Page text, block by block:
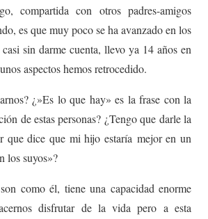
compartida con otros padres-amigos
es que muy poco se ha avanzado en los
sin darme cuenta, llevo ya 14 años en
aspectos hemos retrocedido.
¿»Es lo que hay» es la frase con la
de estas personas? ¿Tengo que darle la
que dice que mi hijo estaría mejor en un
los suyos»?
como él, tiene una capacidad enorme
disfrutar de la vida pero a esta